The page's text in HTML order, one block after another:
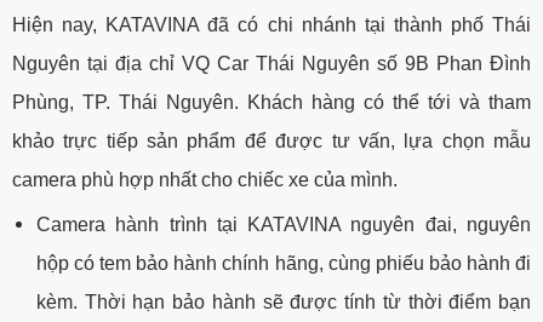
Hiện nay, KATAVINA đã có chi nhánh tại thành phố Thái
Nguyên tại địa chỉ VQ Car Thái Nguyên số 9B Phan Đình
Phùng, TP. Thái Nguyên. Khách hàng có thể tới và tham
khảo trực tiếp sản phẩm để được tư vấn, lựa chọn mẫu
camera phù hợp nhất cho chiếc xe của mình.
Camera hành trình tại KATAVINA nguyên đai, nguyên
hộp có tem bảo hành chính hãng, cùng phiếu bảo hành đi
kèm. Thời hạn bảo hành sẽ được tính từ thời điểm bạn